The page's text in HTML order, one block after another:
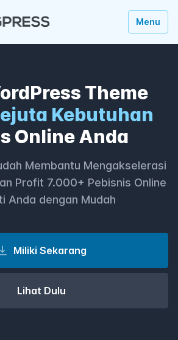
Theme
Kebutuhan
Online Anda
Membantu Mengakselerasi
Profit 7.000+ Pebisnis Online
Anda dengan Mudah
Miliki Sekarang
Lihat Dulu
Menu